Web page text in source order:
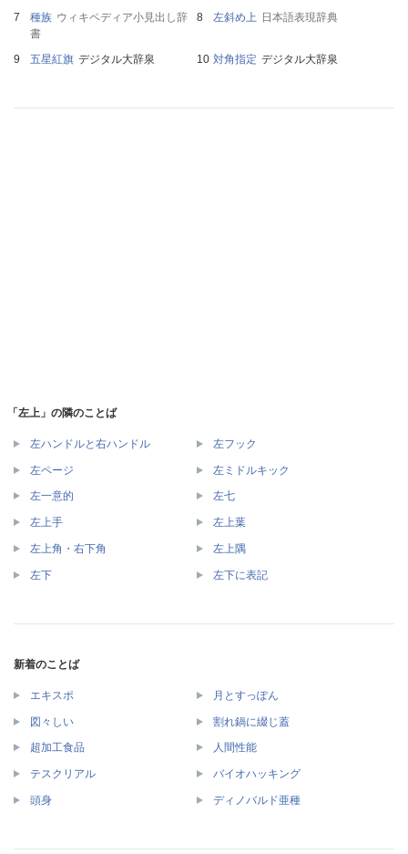
種族 ウィキペディア小見出し辞
書
左斜め上 日本語表現辞典
五星紅旗 デジタル大辞泉 対角指定 デジタル大辞泉
「左上」の隣のことば
左ハンドルと右ハンドル 左フック
左ページ 左ミドルキック
左一意的 左七
左上手 左上葉
左上角・右下角 左上隅
左下 左下に表記
新着のことば
エキスポ 月とすっぽん
図々しい 割れ鍋に綴じ蓋
超加工食品 人間性能
テスクリアル バイオハッキング
頭身 ディノバルド亜種